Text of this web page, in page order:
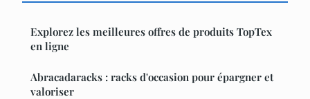
Explorez les meilleures offres de produits TopTex
en ligne
Abracadaracks : racks d'occasion pour épargner et
valoriser